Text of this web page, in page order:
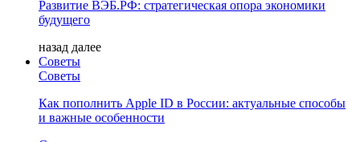
Развитие ВЭБ.РФ: стратегическая опора экономики
будущего
назад далее
Советы
Советы
Как пополнить Apple ID в России: актуальные способы
и важные особенности